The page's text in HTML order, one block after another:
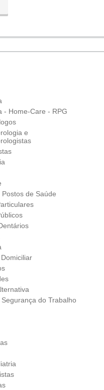
- Home-Care - RPG
e
Postos de Saúde
do Trabalho